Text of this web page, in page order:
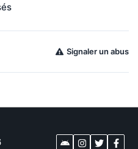
Signaler un abus